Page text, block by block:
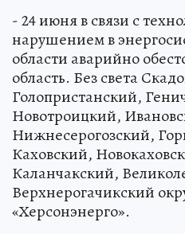
- 24 июня в связи с
нарушением в
области аварийно
область. Без света
Голопристанский,
Новотроицкий,
Нижнесерогозский,
Каховский,
Каланчакский,
Верхнерогачикский
«Херсонэнерго».